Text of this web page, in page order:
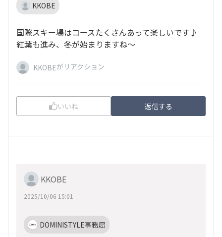
KKOBE
国際スキー場はコースたくさんあって楽しいです♪
紅葉も進み、冬が始まりますね～
KKOBEがリアクション
いいね 返信する
KKOBE
2025/10/06 15:01
DOMINISTYLE事務局